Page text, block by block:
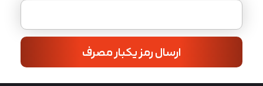
ارسال رمز یکبار مصرف